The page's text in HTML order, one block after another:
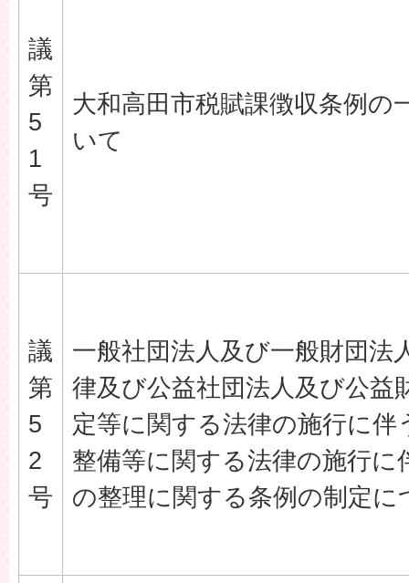
議
第
5
1
号
大和高田市税賦課徴収条例の
いて
議
第
5
2
号
一般社団法人及び一般財団法
律及び公益社団法人及び公益
定等に関する法律の施行に伴
整備等に関する法律の施行に
の整理に関する条例の制定に